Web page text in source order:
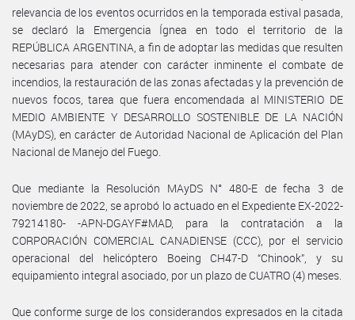
relevancia de los eventos ocurridos en la temporada estival pasada,
se declaró la Emergencia Ígnea en todo el territorio de la
REPÚBLICA ARGENTINA, a fin de adoptar las medidas que resulten
necesarias para atender con carácter inminente el combate de
incendios, la restauración de las zonas afectadas y la prevención de
nuevos focos, tarea que fuera encomendada al MINISTERIO DE
MEDIO AMBIENTE Y DESARROLLO SOSTENIBLE DE LA NACIÓN
(MAyDS), en carácter de Autoridad Nacional de Aplicación del Plan
Nacional de Manejo del Fuego.
Que mediante la Resolución MAyDS N° 480-E de fecha 3 de
noviembre de 2022, se aprobó lo actuado en el Expediente EX-2022-
79214180- -APN-DGAYF#MAD, para la contratación a la
CORPORACIÓN COMERCIAL CANADIENSE (CCC), por el servicio
operacional del helicóptero Boeing CH47-D “Chinook”, y su
equipamiento integral asociado, por un plazo de CUATRO (4) meses.
Que conforme surge de los considerandos expresados en la citada